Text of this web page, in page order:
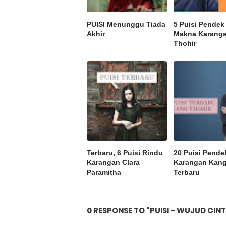
PUISI Menunggu Tiada
Akhir
5 Puisi
Makna
Thohir
Terbaru, 6 Puisi Rindu
Karangan Clara
Paramitha
20 Puisi
Karangan
Terbaru
0 RESPONSE TO "PUISI - WUJUD